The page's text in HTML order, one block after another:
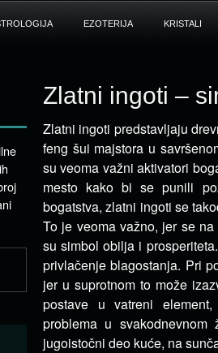
EZOTERIJA KRISTALI
Zlatni ingoti –
Zlatni ingoti predstavljaju
feng šui majstora u
su veoma važni aktivatori
mesto kako bi se punili
bogatstva, zlatni ingoti se
To je veoma važno, jer se
su simbol obilja i
privlačenje blagostanja. Pri
jer u suprotnom to može
postave u vatreni
problema u
jugoistočni deo kuće, na